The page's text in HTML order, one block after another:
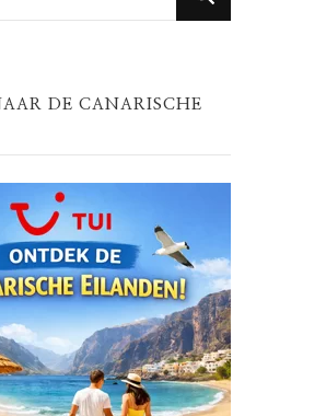
DE CANARISCHE